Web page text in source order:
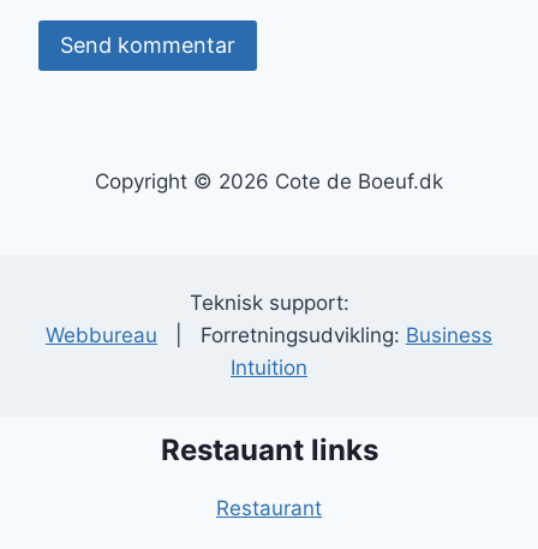
Copyright © 2026 Cote de Boeuf.dk
Teknisk support:
Webbureau | Forretningsudvikling: Business
Intuition
Restauant links
Restaurant